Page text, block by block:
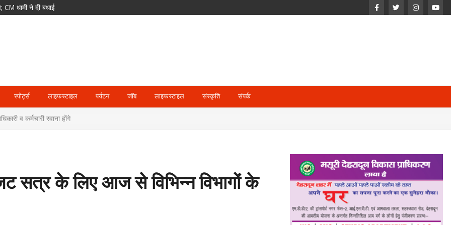
कोषाध्यक्ष; 24 उपाध्यक्ष और 36 महासचिव नियुक्त
और ड्रोन से बढ़ सकता है संघर्ष
सुन नहीं पाएगा’
समान काम-समान वेतन का भी प्रावधान
स्पोर्ट्स लाइफस्टाइल पर्यटन जॉब लाइफस्टाइल संस्कृति संपर्क
व कर्मचारी रवाना होंगे
सत्र के लिए आज से विभिन्न विभागों के